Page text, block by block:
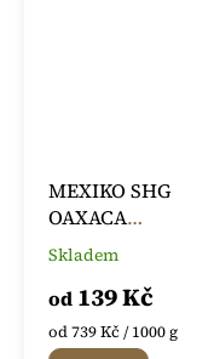
MEXIKO SHG
OAXACA
ESMERALDA
Průměrné
produktu
je
5,0
Skladem
od 139 Kč
Měrná
cena:
od 739 Kč / 1000 g